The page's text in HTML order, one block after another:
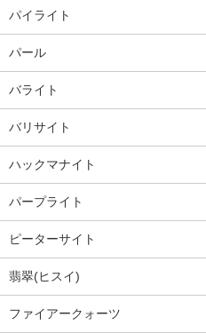
パイライト
パール
バライト
バリサイト
ハックマナイト
パープライト
ピーターサイト
翡翠(ヒスイ)
ファイアークォーツ